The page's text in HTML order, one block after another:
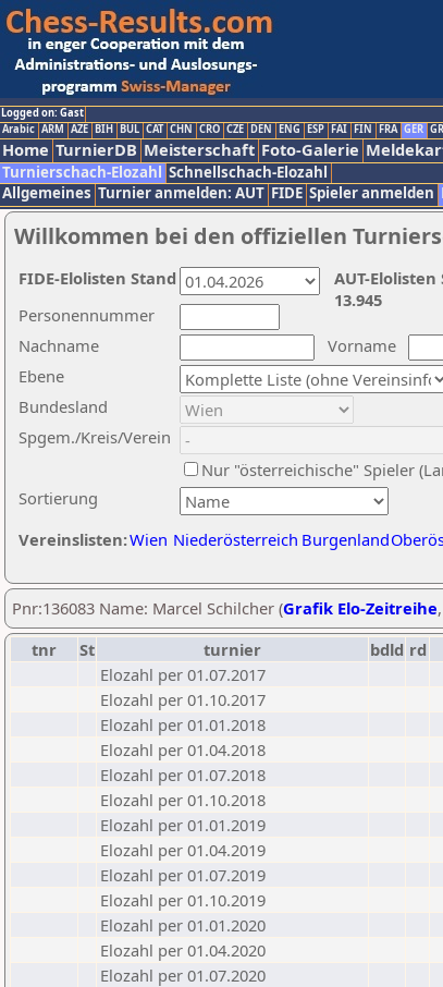
Logged on: Gast
Arabic ARM AZE BIH BUL CAT CHN CRO CZE DEN ENG ESP FAI FIN FRA GER
Home TurnierDB Meisterschaft Foto-Galerie
Turnierschach-Elozahl Schnellschach-Elozahl
Allgemeines Turnier anmelden: AUT FIDE Spieler anmelden
Willkommen bei den offiziellen
Nachname
Vorname
Ebene
Sortierung
Personennummer
Bundesland
Spgem./Kreis/Verein
Nur "österreichische" Spieler
Vereinslisten:Wien Niederösterreich Burgenland
AUT-
13.945
FIDE-Elolisten Stand
Pnr:136083 Name: Marcel Schilcher (Grafik Elo-Zeitreihe,
tnr
St turnier bdld rd
Elozahl per 01.07.2017
Elozahl per 01.10.2017
Elozahl per 01.01.2018
Elozahl per 01.04.2018
Elozahl per 01.07.2018
Elozahl per 01.10.2018
Elozahl per 01.01.2019
Elozahl per 01.04.2019
Elozahl per 01.07.2019
Elozahl per 01.10.2019
Elozahl per 01.01.2020
Elozahl per 01.04.2020
Elozahl per 01.07.2020